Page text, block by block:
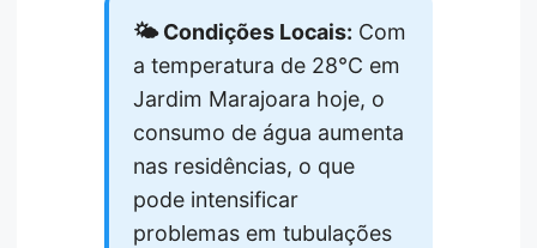
🌤️ Condições Locais: Com
a temperatura de 28°C em
Jardim Marajoara hoje, o
consumo de água aumenta
nas residências, o que
pode intensificar
problemas em tubulações